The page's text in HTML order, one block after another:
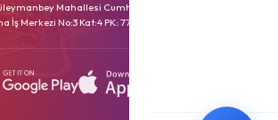
Mahallesi Cumhuriyet Caddesi
İş Merkezi No:3 Kat:4 PK: 77100 YALOVA